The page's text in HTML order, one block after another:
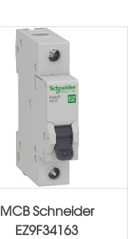
MCB Schneider
EZ9F34163